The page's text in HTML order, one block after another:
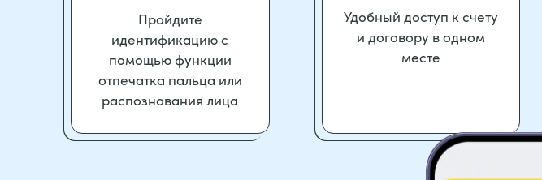
Пройдите
идентификацию с
помощью функции
отпечатка пальца или
распознавания лица
Удобный доступ к счету
и договору в одном
месте